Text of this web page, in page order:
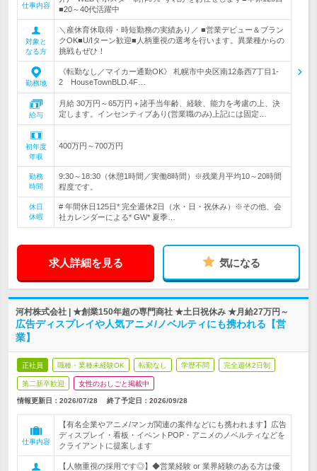
仕事内容
■20～40代活躍中
対象と
なる方
＼産休育休取得・時短勤務の実績あり／ ■営業デビュー＆ブラン
クOK■U/Iターン歓迎■人柄重視の選考を行います。異業種からの
挑戦もぜひ！
勤務地
《転勤なし／マイカー通勤OK》 札幌市中央区南12条西7丁目1‐
2 HouseTownBLD.4F…
給与
月給 30万円～65万円＋諸手当年齢、経験、能力を考慮の上、決
定します。インセンティブあり(営業職のみ)上記には固定…
初年度
年収
400万円～700万円
勤務
時間
9:30～18:30（休憩1時間／実働8時間）※残業月平均10～20時間
程度です。
休日
休暇
# 年間休日125日* 完全週休2日（水・日・祝休み）※その他、会
社カレンダーによる* GW* 夏季…
求人詳細を見る 気になる
河村株式会社 | ★創業150年超の専門商社 ★土日祝休み ★月給27万円～
広告ディスプレイや人気アニメ/ノベルティにも携われる【営
業】
正社員 職種・業種未経験OK 転勤なし 学歴不問 完全週休2日制
第二新卒歓迎 女性のおしごと掲載中
情報更新日：2026/07/28 終了予定日： 2026/09/28
仕事内容
【有名企業やアニメ/マンガ関連の案件などにも携われます】広告
ディスプレイ・看板・イベントPOP・アニメのノベルティなどを
クライアントに提案します
【人物重視の採用です◎】◆営業経験 or 業界経験のある方は優